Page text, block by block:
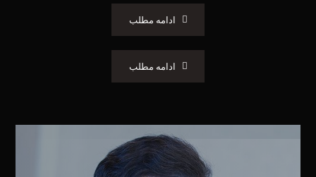
ادامه مطلب
ادامه مطلب